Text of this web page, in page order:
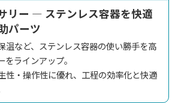
リー ― ステンレス容器を快適
パーツ
温など、ステンレス容器の使い勝手を高
ラインアップ。
性・操作性に優れ、工程の効率化と快適